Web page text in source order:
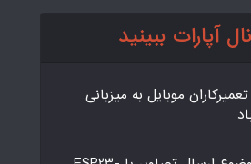
آپارات ببینید
موبایل به میزبانی